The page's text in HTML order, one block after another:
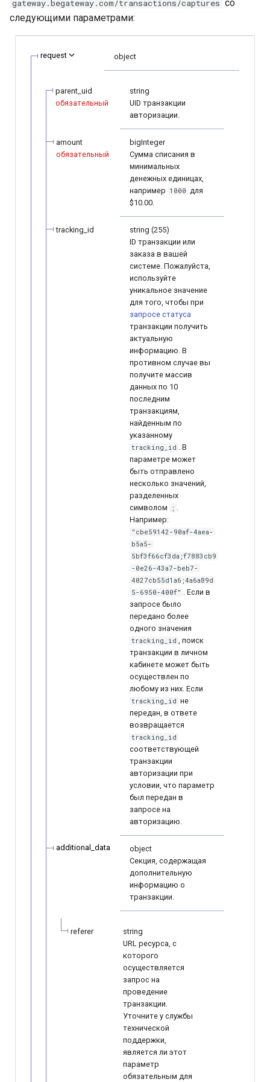
и
Тестовый режим
MyBank
Neteller
Sofort
платежа
виджета и платежной
Запуск виджета с
данными из веб-формы
Перенаправление
Сервис отчетности
Параметры с
информацией о продаже
gateway.begateway.com/transactions/captures со
следующими параметрами:
request object
parent_uid
обязательный
string
UID транзакции
авторизации.
amount
обязательный
bigInteger
Сумма списания в
минимальных
денежных единицах,
например 1000 для
$10.00.
tracking_id
string (255)
ID транзакции или
заказа в вашей
системе. Пожалуйста,
используйте
уникальное значение
для того, чтобы при
запросе статуса
транзакции получить
актуальную
информацию. В
противном случае вы
получите массив
данных по 10
последним
транзакциям,
найденным по
указанному
tracking_id . В
параметре может
быть отправлено
несколько значений,
разделенных
символом
; .
Например:
"cbe59142-90af-4aea-
b5a5-
5bf3f66cf3da;f7883cb9
-0e26-43a7-beb7-
4027cb55d1a6;4a6a89d
5-6950-400f" . Если в
запросе было
передано более
одного значения
tracking_id , поиск
транзакции в личном
кабинете может быть
осуществлен по
любому из них. Если
tracking_id не
передан, в ответе
возвращается
tracking_id
соответствующей
транзакции
авторизации при
условии, что параметр
был передан в
запросе на
авторизацию.
additional_data
object
Секция, содержащая
дополнительную
информацию о
транзакции.
referer
string
URL ресурса, с
которого
осуществляется
запрос на
проведение
транзакции.
Уточните у службы
технической
поддержки,
является ли этот
параметр
обязательным для